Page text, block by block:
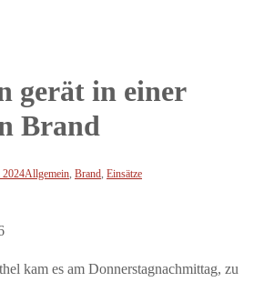
gerät in einer
Brand
2024Allgemein, Brand, Einsätze
kam es am Donnerstagnachmittag, zu